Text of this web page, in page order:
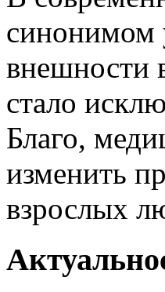
синонимом
внешности
стало
Благо,
изменить
взрослых